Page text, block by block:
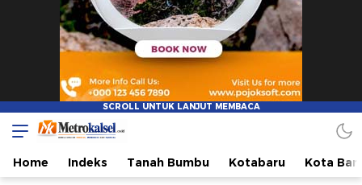
Home Indeks Tanah Bumbu Kotabaru Kota